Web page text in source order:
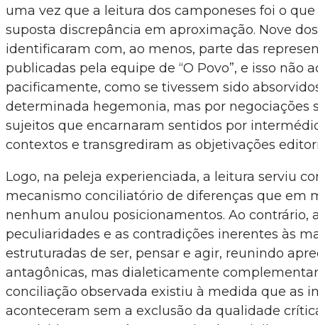
uma vez que a leitura dos camponeses foi o
suposta discrepância em aproximação. Nove
identificaram com, ao menos, parte das
publicadas pela equipe de “O Povo”, e isso não
pacificamente, como se tivessem sido
determinada hegemonia, mas por negociações
sujeitos que encarnaram sentidos por
contextos e transgrediram as objetivações
Logo, na peleja experienciada, a leitura serviu
mecanismo conciliatório de diferenças que em
nenhum anulou posicionamentos. Ao contrário,
peculiaridades e as contradições inerentes às
estruturadas de ser, pensar e agir, reunindo
antagônicas, mas dialeticamente
conciliação observada existiu à medida que as
aconteceram sem a exclusão da qualidade